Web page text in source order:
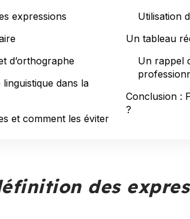
expressions
d’orthographe
linguistique dans la
et comment les éviter
Utilisation
Un tableau
Un rappel
Conclusion :
?
des